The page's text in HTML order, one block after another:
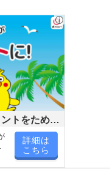
くてコンパクトにもなる
ク片手で持てる重さな
布団の準備もラクラク♪
なく、しっかりと身体
トをためよ
詳細は
こちら